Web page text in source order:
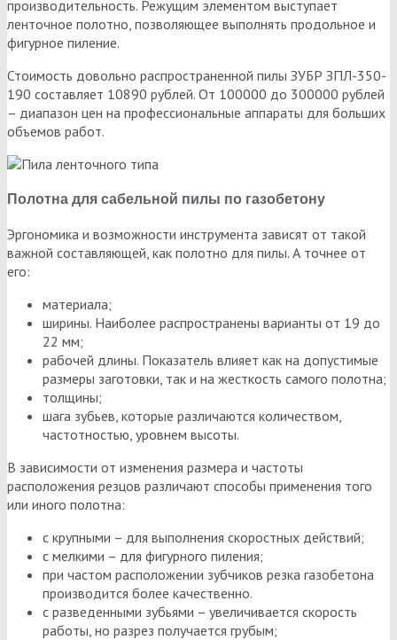
производительность. Режущим элементом выступает
ленточное полотно, позволяющее выполнять продольное и
фигурное пиление.
Стоимость довольно распространенной пилы ЗУБР ЗПЛ-350-
190 составляет 10890 рублей. От 100000 до 300000 рублей
– диапазон цен на профессиональные аппараты для больших
объемов работ.
Полотна для сабельной пилы по газобетону
Эргономика и возможности инструмента зависят от такой
важной составляющей, как полотно для пилы. А точнее от
его:
материала;
ширины. Наиболее распространены варианты от 19 до
22 мм;
рабочей длины. Показатель влияет как на допустимые
размеры заготовки, так и на жесткость самого полотна;
толщины;
шага зубьев, которые различаются количеством,
частотностью, уровнем высоты.
В зависимости от изменения размера и частоты
расположения резцов различают способы применения того
или иного полотна:
с крупными – для выполнения скоростных действий;
с мелкими – для фигурного пиления;
при частом расположении зубчиков резка газобетона
производится более качественно.
с разведенными зубьями – увеличивается скорость
работы, но разрез получается грубым;